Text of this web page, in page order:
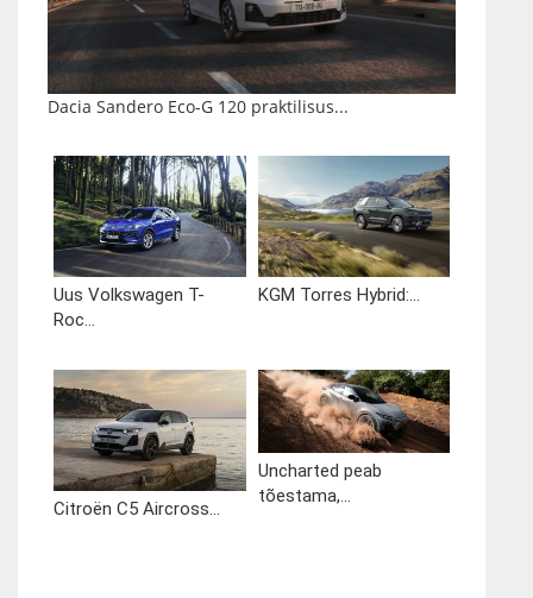
Dacia Sandero Eco-G 120 praktilisus...
Uus Volkswagen T-
Roc...
KGM Torres Hybrid:...
Citroën C5 Aircross...
Uncharted peab
tõestama,...